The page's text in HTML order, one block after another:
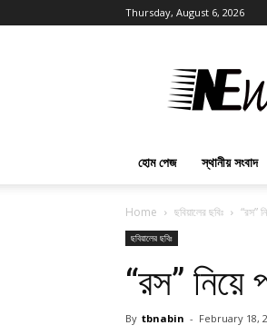
Thursday, August 6, 2026
North
BD
হোম পেজ স্থানীয় সংবাদ
Home ছবিয়ালের ছবিঃ “রস”
ছবিয়ালের ছবিঃ
“রস” নিয়ে
By tbnabin - February 18,